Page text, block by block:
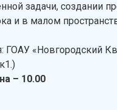
задачи, создании
и в малом
ГОАУ «Новгородский
– 10.00